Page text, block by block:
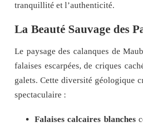
tranquillité et l’authenticité.
La Beauté Sauvage des
Le paysage des calanques de
falaises escarpées, de criques
galets. Cette diversité géologique
spectaculaire :
Falaises calcaires blanches